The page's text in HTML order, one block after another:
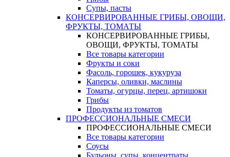
Супы, пасты
КОНСЕРВИРОВАННЫЕ ГРИБЫ, ОВОЩИ,
ФРУКТЫ, ТОМАТЫ
КОНСЕРВИРОВАННЫЕ ГРИБЫ,
ОВОЩИ, ФРУКТЫ, ТОМАТЫ
Все товары категории
Фрукты и соки
Фасоль, горошек, кукуруза
Каперсы, оливки, маслины
Томаты, огурцы, перец, артишоки
Грибы
Продукты из томатов
ПРОФЕССИОНАЛЬНЫЕ СМЕСИ
ПРОФЕССИОНАЛЬНЫЕ СМЕСИ
Все товары категории
Соусы
Бульоны, супы, концентраты